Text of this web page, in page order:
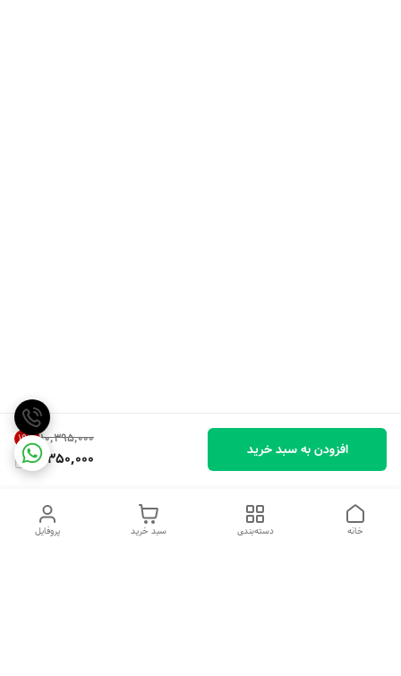
۱۰٬۳۹۵٬۰۰۰ 19%
8,350,000 افزودن به سبد خرید
پروفایل سبد خرید دسته‌بندی خانه